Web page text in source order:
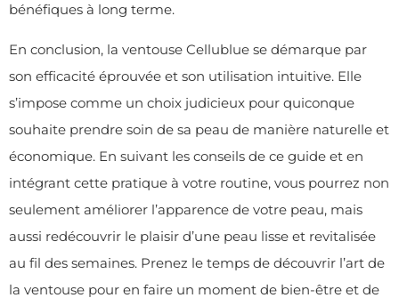
bénéfiques à long terme.
En conclusion, la ventouse Cellublue se démarque par
son efficacité éprouvée et son utilisation intuitive. Elle
s’impose comme un choix judicieux pour quiconque
souhaite prendre soin de sa peau de manière naturelle et
économique. En suivant les conseils de ce guide et en
intégrant cette pratique à votre routine, vous pourrez non
seulement améliorer l’apparence de votre peau, mais
aussi redécouvrir le plaisir d’une peau lisse et revitalisée
au fil des semaines. Prenez le temps de découvrir l’art de
la ventouse pour en faire un moment de bien-être et de